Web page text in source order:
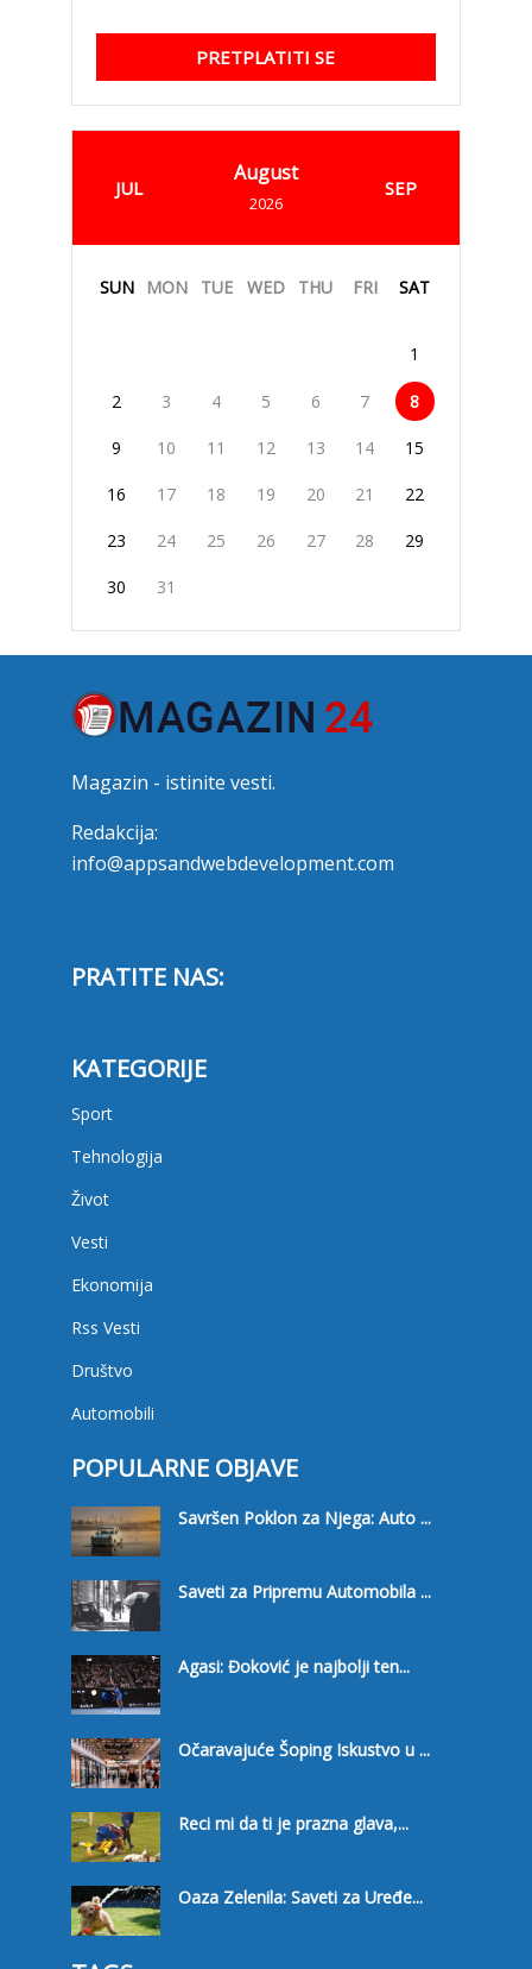
PRETPLATITI SE
JUL
August
2026
SEP
SUN MON TUE WED THU FRI SAT
1
2 3 4 5 6 7 8
9 10 11 12 13 14 15
16 17 18 19 20 21 22
23 24 25 26 27 28 29
30 31
Magazin - istinite vesti.
Redakcija:
info@appsandwebdevelopment.com
PRATITE NAS:
KATEGORIJE
Sport
Tehnologija
Život
Vesti
Ekonomija
Rss Vesti
Društvo
Automobili
POPULARNE OBJAVE
Savršen Poklon za Njega: Auto ...
Saveti za Pripremu Automobila ...
Agasi: Đoković je najbolji ten...
Očaravajuće Šoping Iskustvo u ...
Reci mi da ti je prazna glava,...
Oaza Zelenila: Saveti za Uređe...